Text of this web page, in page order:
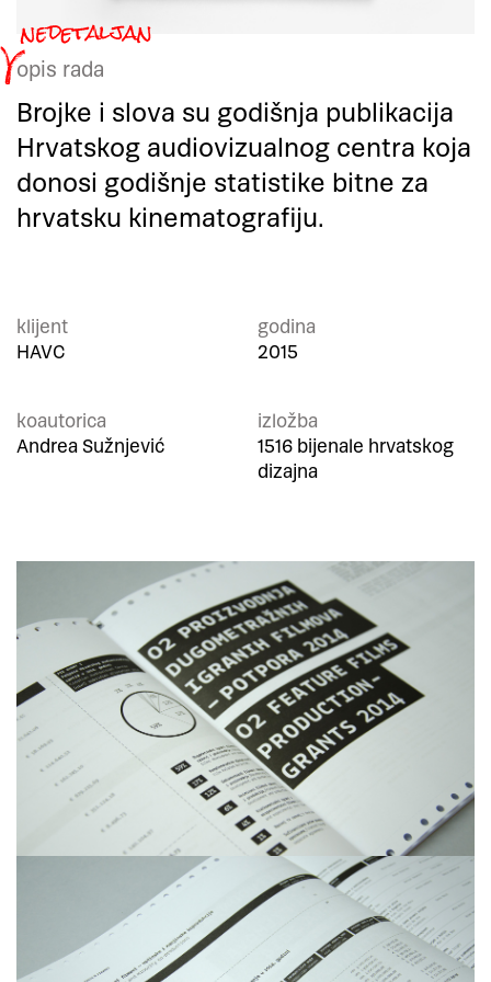
opis rada
Brojke i slova su godišnja publikacija
Hrvatskog audiovizualnog centra koja
donosi godišnje statistike bitne za
hrvatsku kinematografiju.
klijent
HAVC
godina
2015
koautorica
Andrea Sužnjević
izložba
1516 bijenale hrvatskog
dizajna